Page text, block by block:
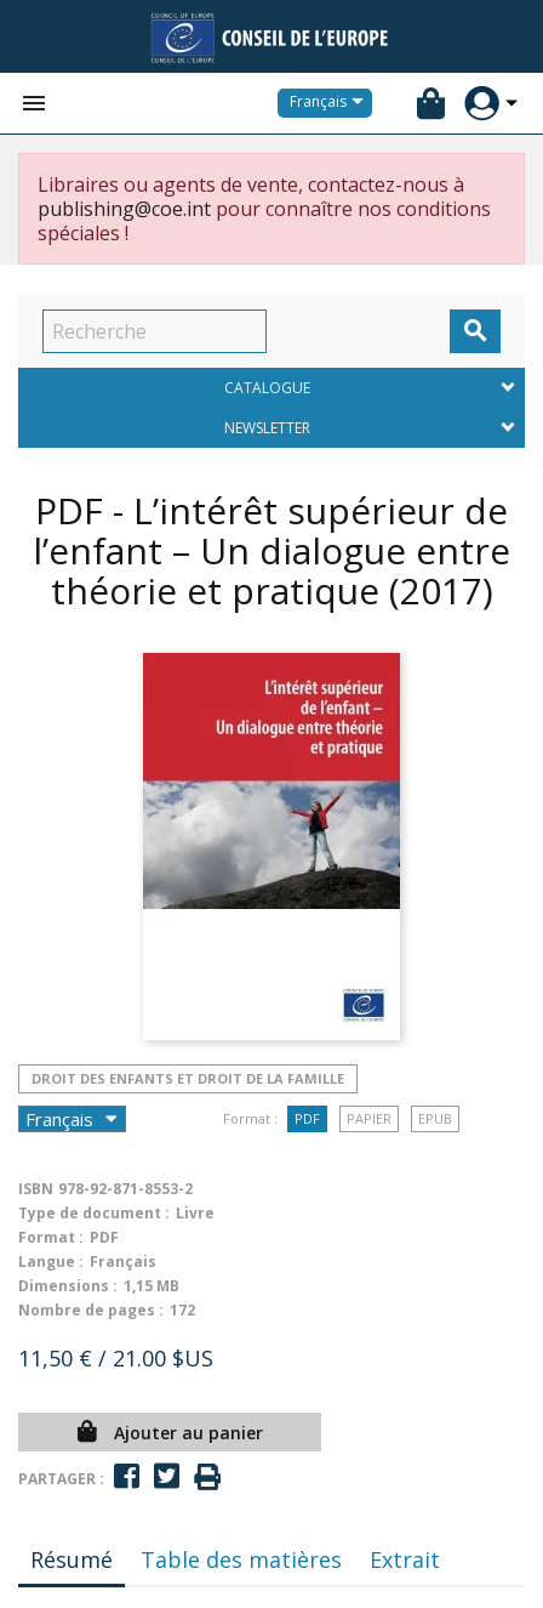
 Français
Libraires ou agents de vente, contactez-nous à
publishing@coe.int pour connaître nos conditions
spéciales !

CATALOGUE
NEWSLETTER
PDF - L’intérêt supérieur de
l’enfant – Un dialogue entre
théorie et pratique (2017)
DROIT DES ENFANTS ET DROIT DE LA FAMILLE
Format : PDF PAPIER EPUB
ISBN 978-92-871-8553-2
Type de document : Livre
Format : PDF
Langue : Français
Dimensions : 1,15 MB
Nombre de pages : 172
11,50 € / 21.00 $US
Ajouter au panier
PARTAGER :
Résumé Table des matières Extrait